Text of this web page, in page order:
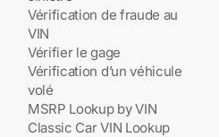
Vérification de fraude au
VIN
Vérifier le gage
Vérification d’un véhicule
volé
MSRP Lookup by VIN
Classic Car VIN Lookup